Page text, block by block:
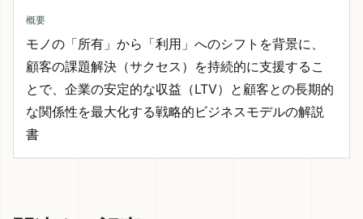
概要
モノの「所有」から「利用」へのシフトを背景に、
顧客の課題解決（サクセス）を持続的に支援するこ
とで、企業の安定的な収益（LTV）と顧客との長期的
な関係性を最大化する戦略的ビジネスモデルの解説
書